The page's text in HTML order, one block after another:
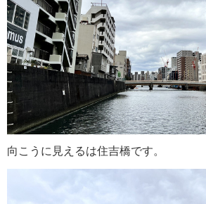
向こうに見えるは住吉橋です。